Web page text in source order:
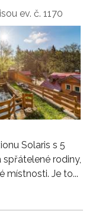
ev. č. 1170
Solaris s 5
rodiny,
místnosti. Je to...